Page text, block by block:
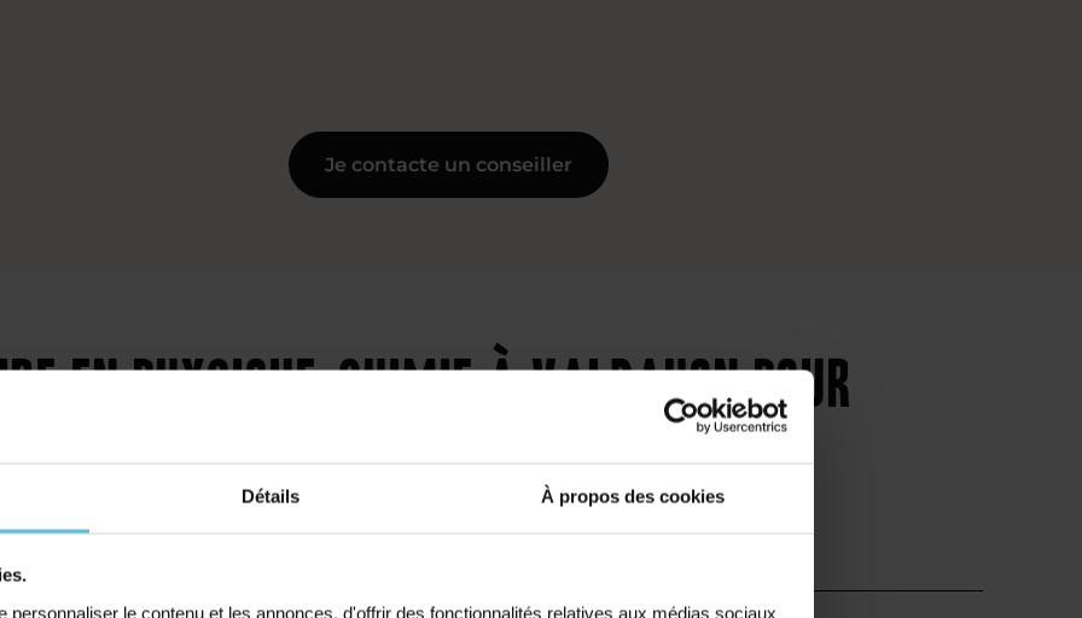
Détails À propos des cookies
personnaliser le contenu et les annonces, d'offrir des fonctionnalités relatives aux médias sociaux
Je contacte un conseiller
en physique-chimie à Valdahon pour